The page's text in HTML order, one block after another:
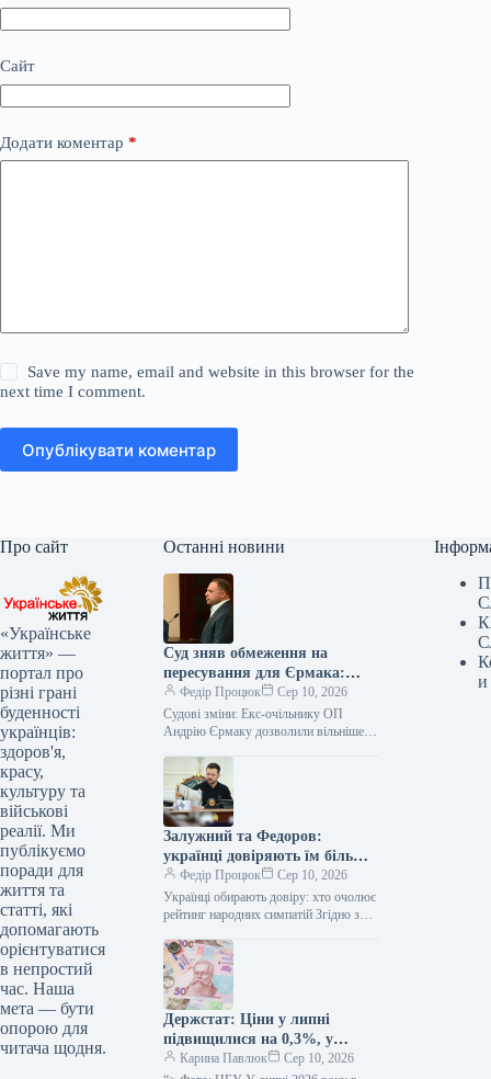
Сайт
Додати коментар *
Save my name, email and website in this browser for the
next time I comment.
Опублікувати коментар
Про сайт
«Українське
життя» —
портал про
різні грані
буденності
українців:
здоров'я,
красу,
культуру та
військові
реалії. Ми
публікуємо
поради для
життя та
статті, які
допомагають
орієнтуватися
в непростий
час. Наша
мета — бути
опорою для
читача щодня.
Останні новини
Суд зняв обмеження на
пересування для Єрмака:
дозволено подорожувати
Україною за проханням
командування
Федір Процюк
Сер 10, 2026
Судові зміни: Екс-очільнику ОП
Андрію Єрмаку дозволили вільніше
антикорупційний суд (ВАКС)
скоригував запобіжний захід для
колишнього керівника…
Залужний та Федоров:
українці довіряють їм більше,
ніж Зеленському
Федір Процюк
Сер 10, 2026
Українці обирають довіру: хто очолює
рейтинг народних симпатій Згідно з
міжнародного інституту соціології
(КМІС), українці найвищу довіру…
Держстат: Ціни у липні
підвищилися на 0,3%, у
річному показнику – на 7,7%
Карина Павлюк
Сер 10, 2026
и